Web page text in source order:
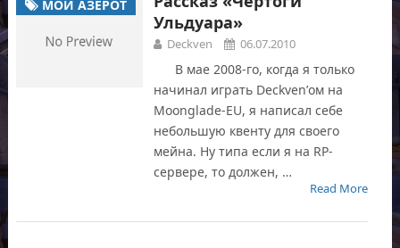
МОЙ АЗЕРОТ
Ульдуара»
Deckven 06.07.2010
В мае 2008-го, когда я только
начинал играть Deckven’ом на
Moonglade-EU, я написал себе
небольшую квенту для своего
мейна. Ну типа если я на RP-
сервере, то должен, …
Read More